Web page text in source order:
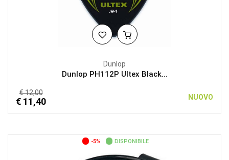
Dunlop
Dunlop PH112P Ultex Black...
€ 12,00
€ 11,40 NUOVO
-5% DISPONIBILE